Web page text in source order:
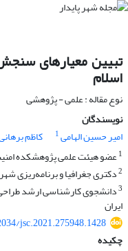
تبیین معیارهای
اسلام
نوع مقاله : علمی - پژوهشی
نویسندگان
امیر حسین الهامی1 کاظم
1عضو هیئت علمی پژوهشکده
2دکتری جغرافیا و برنامه‌ریزی
3دانشجوی کارشناسی ارشد
ایران
jsc.2021.275948.1428
چکیده